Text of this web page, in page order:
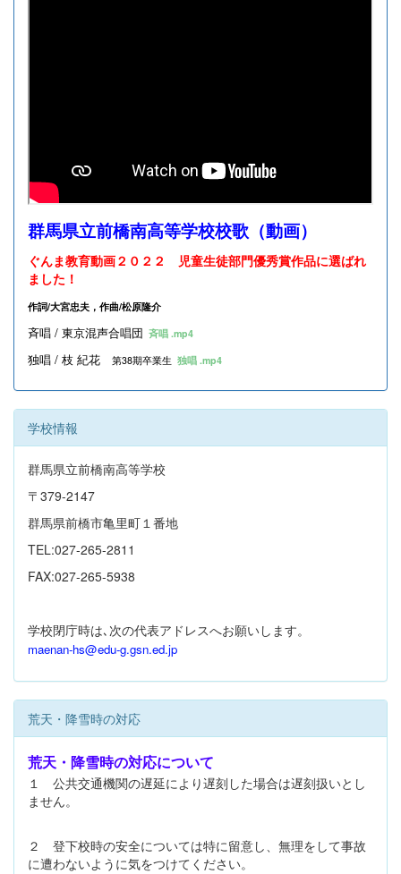
群馬県立前橋南高等学校校歌（動画）
ぐんま教育動画２０２２ 児童生徒部門優秀賞作品に選ばれ
ました！
作詞/大宮忠夫，作曲/松原隆介
斉唱 / 東京混声合唱団 斉唱 .mp4
独唱 / 枝 紀花 第38期卒業生 独唱 .mp4
学校情報
群馬県立前橋南高等学校
〒379-2147
群馬県前橋市亀里町１番地
TEL:027-265-2811
FAX:027-265-5938
学校閉庁時は､次の代表アドレスへお願いします。
maenan-hs@edu-g.gsn.ed.jp
荒天・降雪時の対応
荒天・降雪時の対応について
１ 公共交通機関の遅延により遅刻した場合は遅刻扱いとし
ません。
２ 登下校時の安全については特に留意し、無理をして事故
に遭わないように気をつけてください。